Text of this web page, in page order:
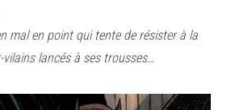
mal en point qui tente de résister à la
vilains lancés à ses trousses…